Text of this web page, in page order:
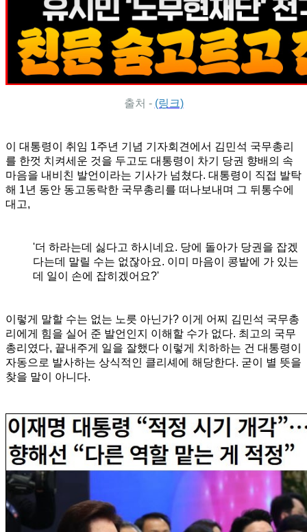
출처 - (링크)
이 대통령이 취임 1주년 기념 기자회견에서 김민석 국무총리
를 한껏 치켜세운 것을 두고도 대통령이 차기 당권 향배의 속
마음을 내비친 발언이라는 기사가 넘쳤다. 대통령이 직접 발탁
해 1년 동안 동고동락한 국무총리를 떠나보내며 그 뒤통수에
대고,
'더 하라는데 싫다고 하시네요. 당에 돌아가 당권을 잡겠
다는데 말릴 수는 없잖아요. 이미 마음이 콩밭에 가 있는
데 일이 손에 잡히겠어요?'
이렇게 말할 수는 없는 노릇 아닌가? 이게 어찌 김민석 국무총
리에게 힘을 실어 준 발언인지 이해할 수가 없다. 최고의 국무
총리였다, 끝내주게 일을 잘했다 이렇게 치하하는 건 대통령이
자동으로 발사하는 상식적인 클리셰에 해당한다. 굳이 별 뜻을
찾을 말이 아니다.